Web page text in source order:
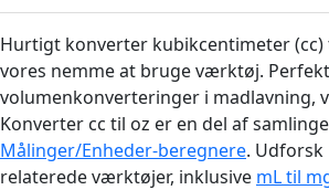
Hurtigt konverter kubikcentimeter (cc)
vores nemme at bruge værktøj.
volumenkonverteringer i madlavning,
Konverter cc til oz er en del af
Målinger/Enheder-beregnere. Udforsk
relaterede værktøjer, inklusive mL til